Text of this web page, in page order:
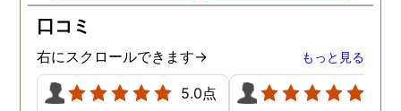
ドバイスを頂き繋いで下さ
った事、本当に感謝してい
ます。
口コミ
右にスクロールできます→ もっと見る
5.0点